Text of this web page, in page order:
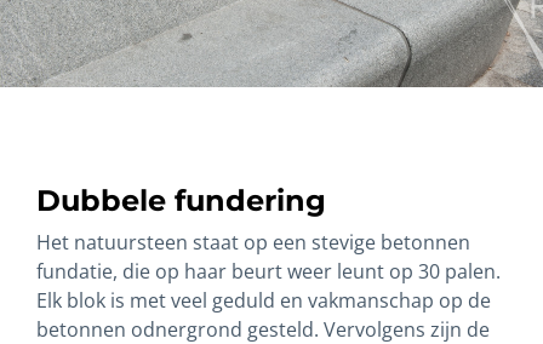
Dubbele fundering
Het natuursteen staat op een stevige betonnen
fundatie, die op haar beurt weer leunt op 30 palen.
Elk blok is met veel geduld en vakmanschap op de
betonnen odnergrond gesteld. Vervolgens zijn de